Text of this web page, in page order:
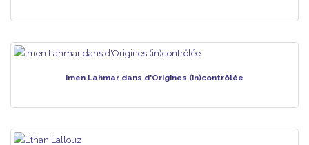
Imen Lahmar dans d'Origines (in)contrôlée